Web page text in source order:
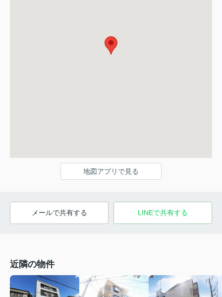
地図アプリで見る
メールで共有する LINEで共有する
近隣の物件